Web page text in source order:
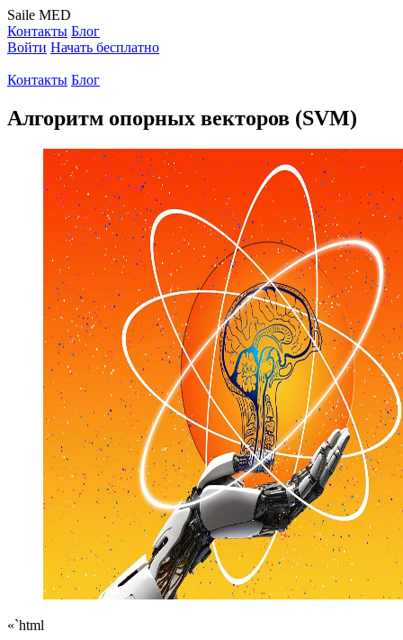
Saile MED
Контакты Блог
Войти Начать бесплатно
Контакты Блог
Алгоритм опорных векторов (SVM)
«`html